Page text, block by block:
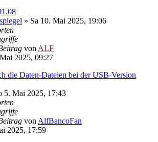
» Sa 10. Mai 2025, 19:06
von ALF
2025, 09:27
die Daten-Dateien bei der USB-Version
5. Mai 2025, 17:43
von AlfBancoFan
2025, 17:59